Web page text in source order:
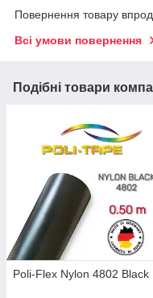
Повернення товару
Всі умови повернення
Подібні товари
Poli-Flex Nylon 4802 Black